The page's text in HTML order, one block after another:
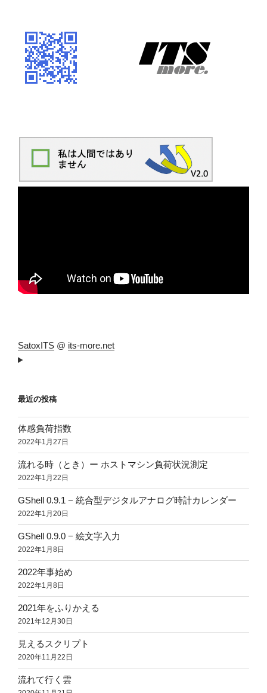
SatoxITS @ its-more.net
最近の投稿
体感負荷指数
2022年1月27日
流れる時（とき）ー ホストマシン負荷状況測定
2022年1月22日
GShell 0.9.1 − 統合型デジタルアナログ時計カレンダー
2022年1月20日
GShell 0.9.0 − 絵文字入力
2022年1月8日
2022年事始め
2022年1月8日
2021年をふりかえる
2021年12月30日
見えるスクリプト
2020年11月22日
流れて行く雲